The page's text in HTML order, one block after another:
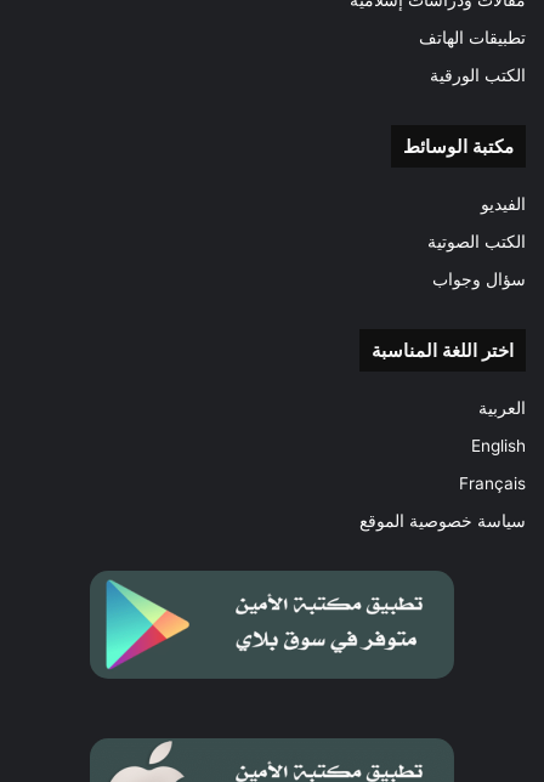
تطبيقات الهاتف
الكتب الورقية
مكتبة الوسائط
الفيديو
الكتب الصوتية
سؤال وجواب
اختر اللغة المناسبة
العربية
English
Français
سياسة خصوصية الموقع